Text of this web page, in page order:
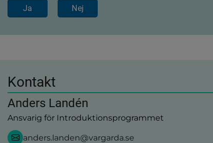
Ja Nej
Kontakt
Anders Landén
Ansvarig för Introduktionsprogrammet
anders.landen@vargarda.se